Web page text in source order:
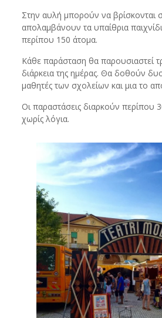
Στην αυλή μπορούν να βρίσκονται
απολαμβάνουν τα υπαίθρια
περίπου 150 άτομα.
Κάθε παράσταση θα παρουσιαστεί
διάρκεια της ημέρας. Θα δοθούν
μαθητές των σχολείων και μια το
Οι παραστάσεις διαρκούν περίπου
χωρίς λόγια.